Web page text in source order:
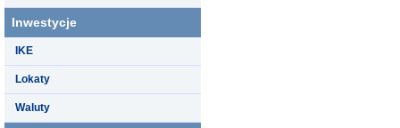
Inwestycje
IKE
Lokaty
Waluty